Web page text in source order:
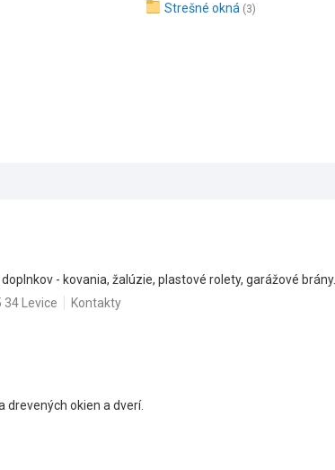
Strešné okná (3)
- kovania, žalúzie, plastové rolety, garážové brány.
34 Levice Kontakty
drevených okien a dverí.